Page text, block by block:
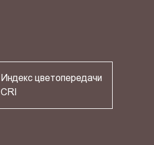
Индекс цветопередачи
СRI